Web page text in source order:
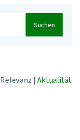
Suchen
Relevanz | Aktualität